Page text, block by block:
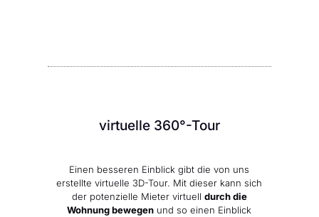
virtuelle 360°-Tour
Einen besseren Einblick gibt die von uns
erstellte virtuelle 3D-Tour. Mit dieser kann sich
der potenzielle Mieter virtuell durch die
Wohnung bewegen und so einen Einblick